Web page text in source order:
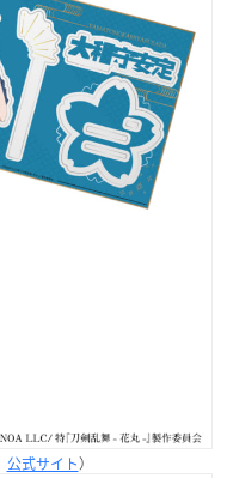
公式サイト）